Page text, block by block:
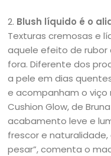
2. Blush líquido é o
Texturas cremosas e
aquele efeito de rubor
fora. Diferente dos
a pele em dias
e acompanham o viço
Cushion Glow, de
acabamento leve e
frescor e
pesar”, comenta o